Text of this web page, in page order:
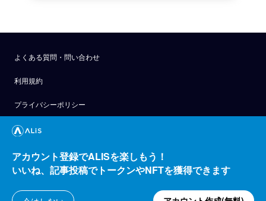
よくある質問・問い合わせ
利用規約
プライバシーポリシー
公式アナウンス
技術ブログ
API
アカウント登録でALISを楽しもう！
いいね、記事投稿でトークンやNFTを獲得できます